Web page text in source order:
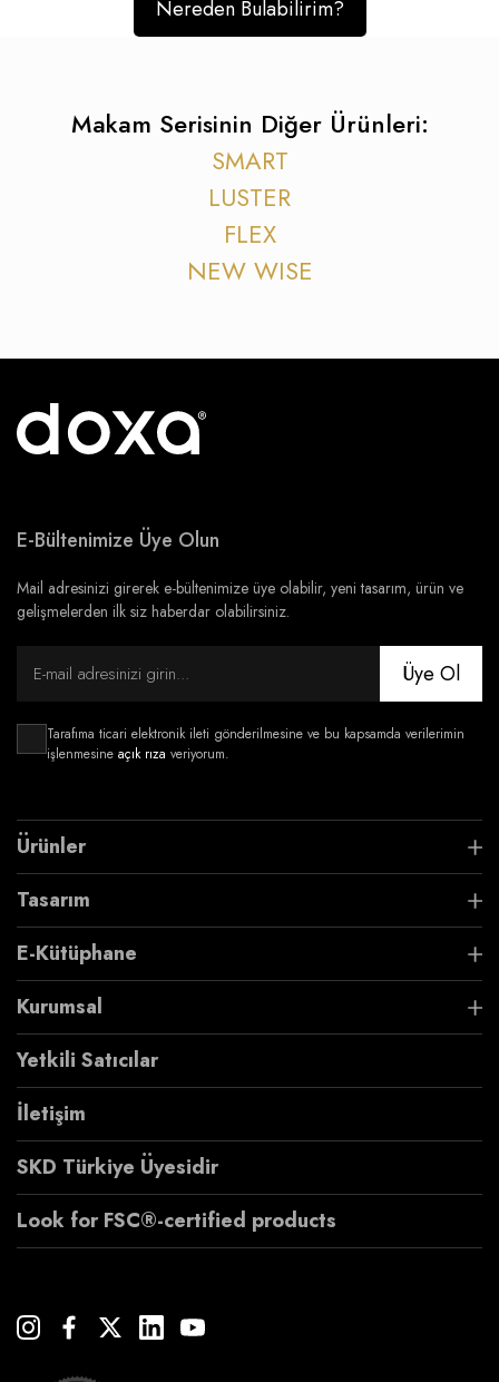
Nereden Bulabilirim?
Makam Serisinin Diğer Ürünleri:
SMART
LUSTER
FLEX
NEW WISE
E-Bültenimize Üye Olun
Mail adresinizi girerek e-bültenimize üye olabilir, yeni tasarım, ürün ve
gelişmelerden ilk siz haberdar olabilirsiniz.
Üye Ol
Tarafıma ticari elektronik ileti gönderilmesine ve bu kapsamda verilerimin
işlenmesine açık rıza veriyorum.
Ürünler
Tasarım
E-Kütüphane
Kurumsal
Yetkili Satıcılar
İletişim
SKD Türkiye Üyesidir
Look for FSC®-certified products